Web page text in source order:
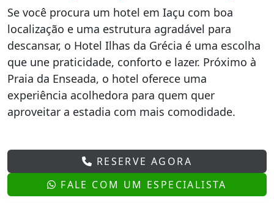
Se você procura um hotel em Iaçu com boa
localização e uma estrutura agradável para
descansar, o Hotel Ilhas da Grécia é uma escolha
que une praticidade, conforto e lazer. Próximo à
Praia da Enseada, o hotel oferece uma
experiência acolhedora para quem quer
aproveitar a estadia com mais comodidade.
RESERVE AGORA
FALE COM UM ESPECIALISTA